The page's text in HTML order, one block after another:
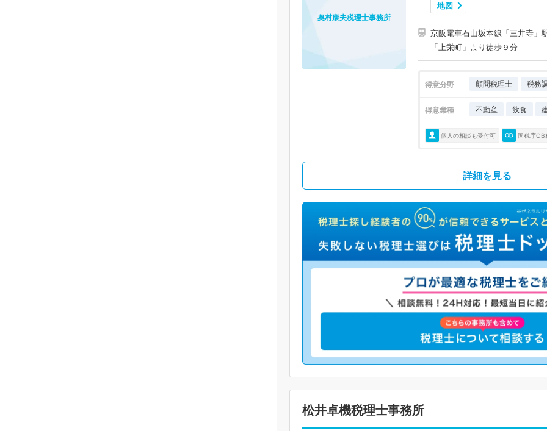
地図
京阪電車石山坂本線「三井寺」
「上栄町」より徒歩９分
得意分野 顧問税理士 税務
得意業種 不動産 飲食
個人の相談も受付可 国税庁OB
奥村康夫税理士事務所
詳細を見る
松井卓機税理士事務所